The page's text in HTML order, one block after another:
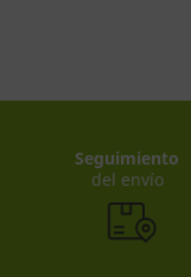
Seguimiento
del envío